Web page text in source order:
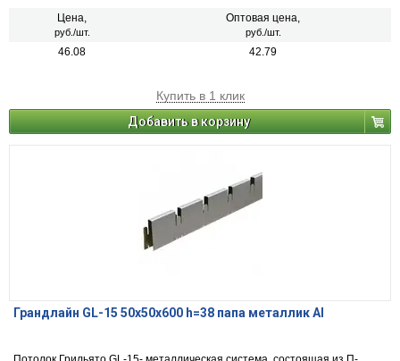
Цена,
руб./шт.
Оптовая цена,
руб./шт.
46.08 42.79
Купить в 1 клик
Добавить в корзину
Грандлайн GL-15 50х50х600 h=38 папа металлик Al